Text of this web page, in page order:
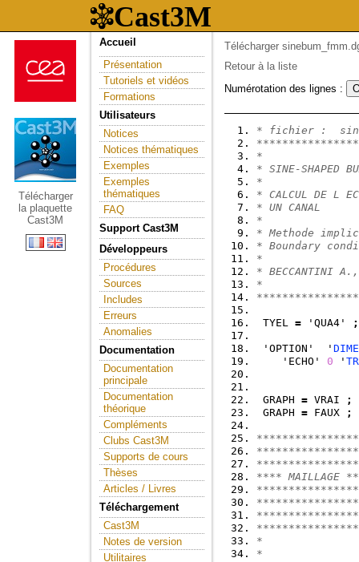
Télécharger
la plaquette
Cast3M
Accueil
Présentation
Tutoriels et vidéos
Formations
Utilisateurs
Notices
Notices thématiques
Exemples
Exemples
thématiques
FAQ
Support Cast3M
Développeurs
Procédures
Sources
Includes
Erreurs
Anomalies
Documentation
Documentation
principale
Documentation
théorique
Compléments
Clubs Cast3M
Supports de cours
Thèses
Articles / Livres
Téléchargement
Cast3M
Notes de version
Utilitaires
Télécharger
Retour à la liste
Numérotation des lignes :
* fichier :
*
* SINE-
*
* CALCUL DE L
* UN
*
* Methode
* Boundary
*
*
*
TYEL = 'QUA4' ;
'OPTION'  ' DIME
    'ECHO'
0 '
GRAPH = VRAI
;
GRAPH = FAUX ;
**** MAILLAGE
*
*